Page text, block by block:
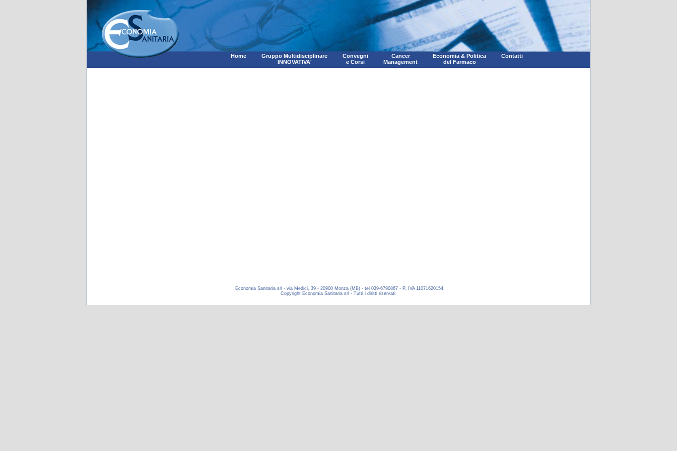
Home
Gruppo Multidisciplinare
INNOVATIVA'
Convegni
e Corsi
Cancer
Management
Economia & Politica
del Farmaco
Contatti
Economia Sanitaria srl - via Medici, 39 - 20900 Monza (MB) - tel 039-6790867 - P. IVA 11071620154
Copyright Economia Sanitaria srl - Tutti i diritti riservati